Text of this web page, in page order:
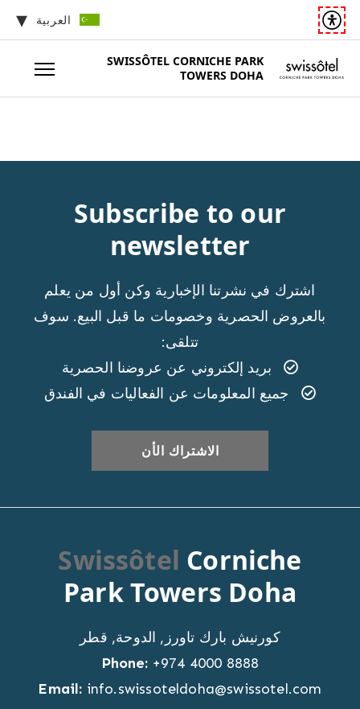
العربية
SWISSÔTEL CORNICHE PARK
TOWERS DOHA
Subscribe to our
newsletter
اشترك في نشرتنا الإخبارية وكن أول من يعلم
بالعروض الحصرية وخصومات ما قبل البيع. سوف
تتلقى:
بريد إلكتروني عن عروضنا الحصرية
جميع المعلومات عن الفعاليات في الفندق
Swissôtel Corniche
Park Towers Doha
كورنيش بارك تاورز , الدوحة, قطر
Phone: +974 4000 8888
Email: info.swissoteldoha@swissotel.com